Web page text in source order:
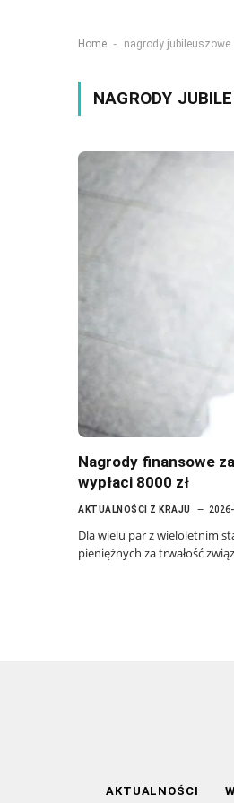
Home - nagrody jubileuszowe
NAGRODY
Nagrody finansowe
wypłaci 8000 zł
AKTUALNOŚCI Z KRAJU
Dla wielu par z wieloletnim
pieniężnych za trwałość
AKTUALNOŚCI